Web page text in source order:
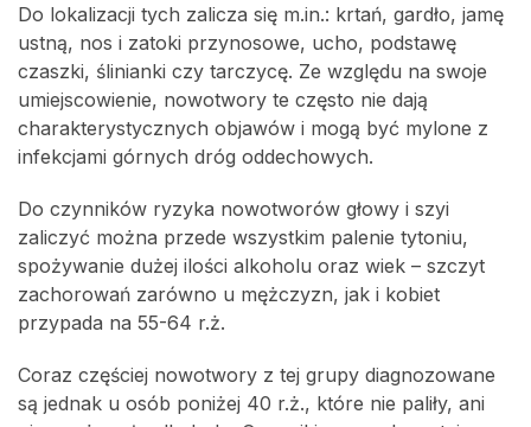
Do lokalizacji tych zalicza się m.in.: krtań, gardło, jamę
ustną, nos i zatoki przynosowe, ucho, podstawę
czaszki, ślinianki czy tarczycę. Ze względu na swoje
umiejscowienie, nowotwory te często nie dają
charakterystycznych objawów i mogą być mylone z
infekcjami górnych dróg oddechowych.
Do czynników ryzyka nowotworów głowy i szyi
zaliczyć można przede wszystkim palenie tytoniu,
spożywanie dużej ilości alkoholu oraz wiek – szczyt
zachorowań zarówno u mężczyzn, jak i kobiet
przypada na 55-64 r.ż.
Coraz częściej nowotwory z tej grupy diagnozowane
są jednak u osób poniżej 40 r.ż., które nie paliły, ani